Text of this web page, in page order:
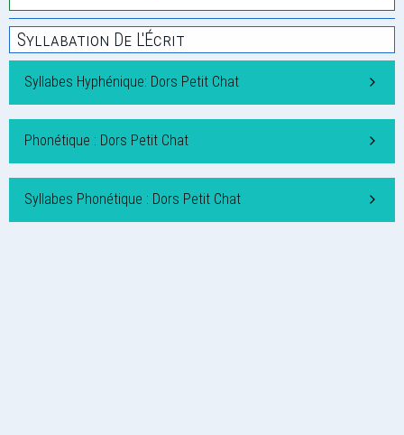
Syllabation De L'Écrit
Syllabes Hyphénique: Dors Petit Chat
Phonétique : Dors Petit Chat
Syllabes Phonétique : Dors Petit Chat